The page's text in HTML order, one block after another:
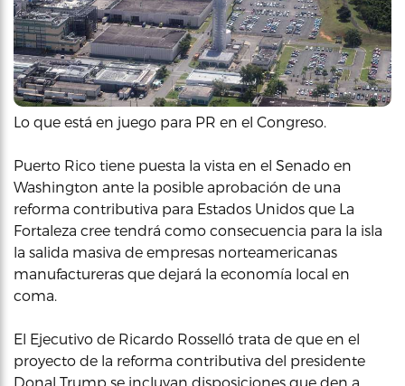
Lo que está en juego para PR en el Congreso.
Puerto Rico tiene puesta la vista en el Senado en
Washington ante la posible aprobación de una
reforma contributiva para Estados Unidos que La
Fortaleza cree tendrá como consecuencia para la isla
la salida masiva de empresas norteamericanas
manufactureras que dejará la economía local en
coma.
El Ejecutivo de Ricardo Rosselló trata de que en el
proyecto de la reforma contributiva del presidente
Donal Trump se incluyan disposiciones que den a